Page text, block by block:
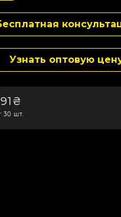
Узнать оптовую
30 шт.